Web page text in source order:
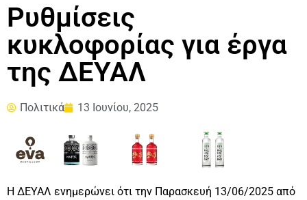
Ρυθμίσεις
κυκλοφορίας για έργα
της ΔΕΥΑΛ
Πολιτικά 13 Ιουνίου, 2025
Η ΔΕΥΑΛ ενημερώνει ότι την Παρασκευή 13/06/2025 από